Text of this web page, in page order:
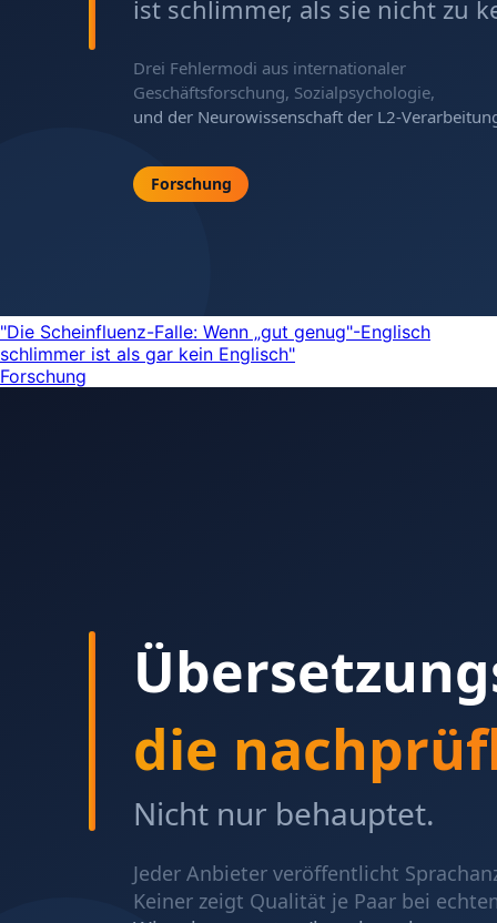
"Die Scheinfluenz-Falle: Wenn „gut genug"-Englisch
schlimmer ist als gar kein Englisch"
Forschung